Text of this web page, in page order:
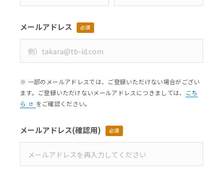
メールアドレス 必須
※ 一部のメールアドレスでは、ご登録いただけない場合がござい
ます。ご登録いただけないメールアドレスにつきましては、
こち
ら
をご確認ください。
メールアドレス(確認用) 必須